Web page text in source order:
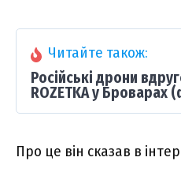
Читайте також:
Російські дрони
ROZETKA у Броварах
Про це він сказав в